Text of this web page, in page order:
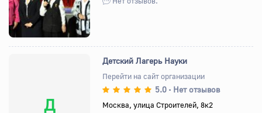
Д
Детский Лагерь Науки
Перейти на сайт организации
5.0 • Нет отзывов
Москва, улица Строителей, 8к2